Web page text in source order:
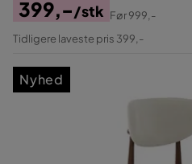
Pris
399,-/stk
Original
Før999,-
Tidligere laveste pris 399,-
Nyhed